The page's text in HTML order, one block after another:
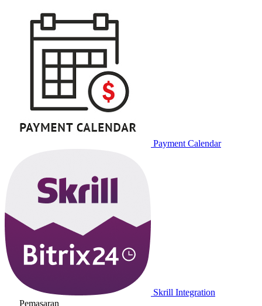
Payment Calendar
Skrill Integration
Pemasaran